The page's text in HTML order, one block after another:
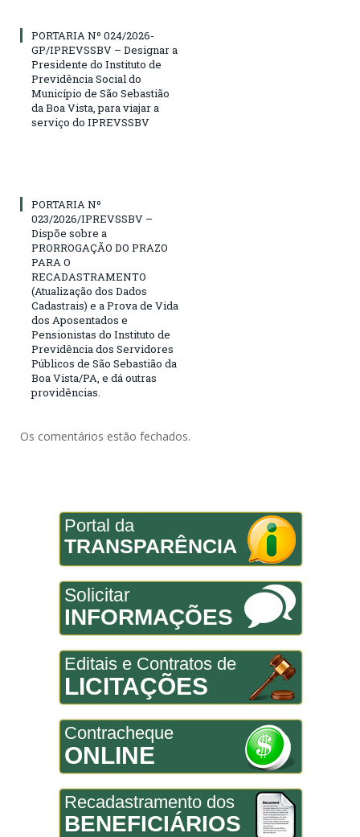
PORTARIA Nº 024/2026-
GP/IPREVSSBV – Designar a
Presidente do Instituto de
Previdência Social do
Município de São Sebastião
da Boa Vista, para viajar a
serviço do IPREVSSBV
PORTARIA Nº
023/2026/IPREVSSBV –
Dispõe sobre a
PRORROGAÇÃO DO PRAZO
PARA O
RECADASTRAMENTO
(Atualização dos Dados
Cadastrais) e a Prova de Vida
dos Aposentados e
Pensionistas do Instituto de
Previdência dos Servidores
Públicos de São Sebastião da
Boa Vista/PA, e dá outras
providências.
Os comentários estão fechados.
Portal da
TRANSPARÊNCIA
Solicitar
INFORMAÇÕES
Editais e Contratos de
LICITAÇÕES
Contracheque
ONLINE
Recadastramento dos
BENEFICIÁRIOS